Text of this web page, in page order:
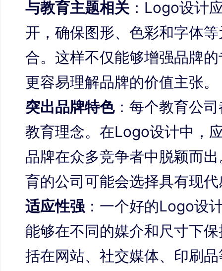
与教育主题相关 ：Logo设计
开，确保图形、色彩和字体
合。这样不仅能够增强品牌
更容易理解品牌的价值主张。
突出品牌特色：每个教育公
教育理念。在Logo设计中，
品牌在众多竞争者中脱颖而
育的公司可能会选择具有现
适应性强 ：一个好的Logo设
能够在不同的媒介和尺寸下
括在网站、社交媒体、印刷